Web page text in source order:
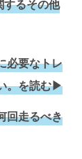
するその他
必要なトレ
。を読む▶︎
回走るべき